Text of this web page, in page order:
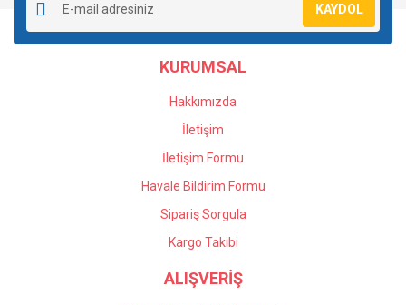
Ürün açıklamasında eksik bilgiler bulunuyor.
Ürün bilgilerinde hatalar bulunuyor.
Ürün fiyatı diğer sitelerden daha pahalı.
Gönder
KAYDOL
KURUMSAL
Hakkımızda
İletişim
İletişim Formu
Havale Bildirim Formu
Sipariş Sorgula
Kargo Takibi
ALIŞVERİŞ